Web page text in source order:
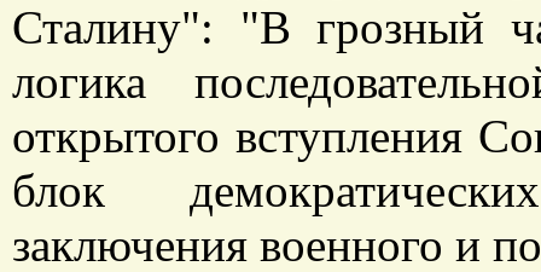
Сталину": "В грозный
логика
открытого вступления
блок
заключения военного и